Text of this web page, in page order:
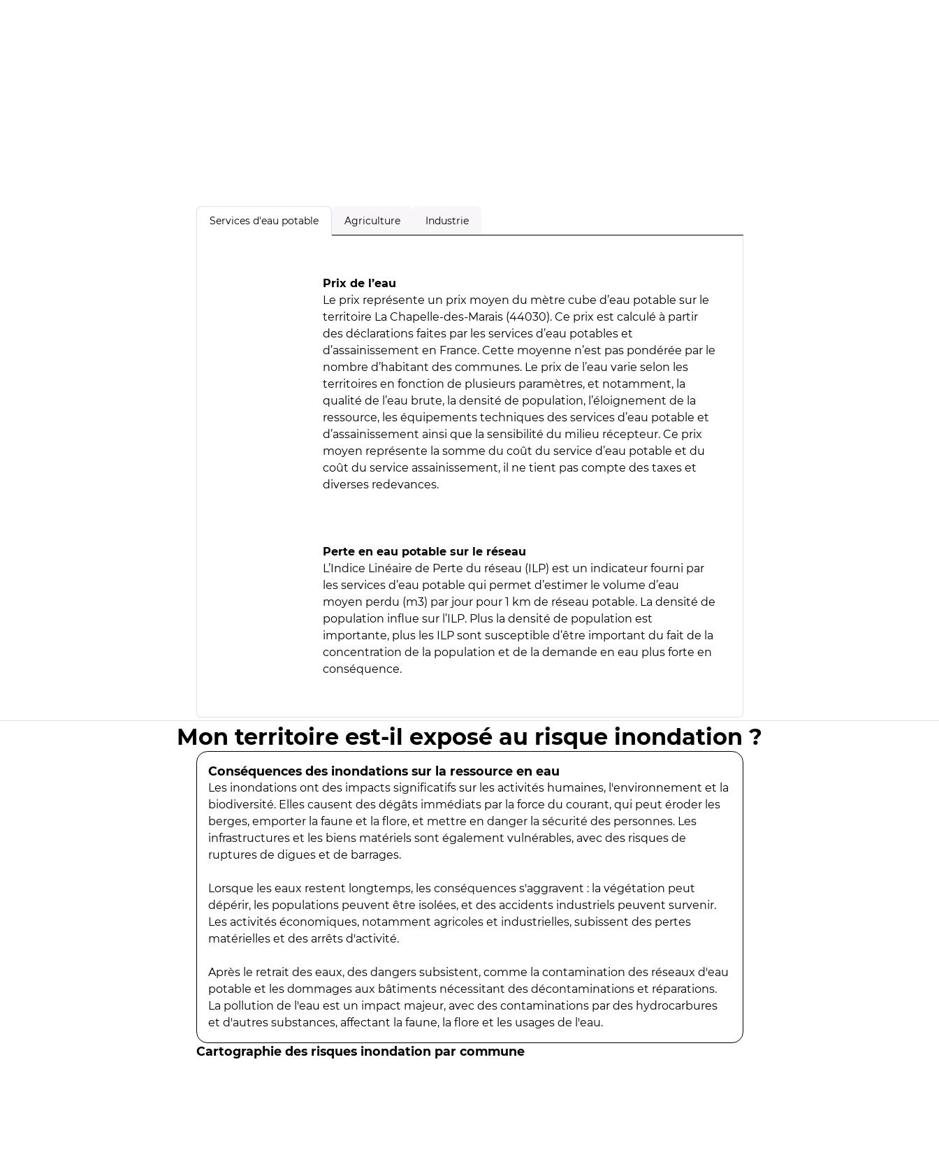
Services d'eau potable Agriculture Industrie
Prix de l’eau
Le prix représente un prix moyen du mètre cube d’eau potable sur le
territoire La Chapelle-des-Marais (44030). Ce prix est calculé à partir
des déclarations faites par les services d’eau potables et
d’assainissement en France. Cette moyenne n’est pas pondérée par le
nombre d’habitant des communes. Le prix de l’eau varie selon les
territoires en fonction de plusieurs paramètres, et notamment, la
qualité de l’eau brute, la densité de population, l’éloignement de la
ressource, les équipements techniques des services d’eau potable et
d’assainissement ainsi que la sensibilité du milieu récepteur. Ce prix
moyen représente la somme du coût du service d’eau potable et du
coût du service assainissement, il ne tient pas compte des taxes et
diverses redevances.
Perte en eau potable sur le réseau
L’Indice Linéaire de Perte du réseau (ILP) est un indicateur fourni par
les services d’eau potable qui permet d’estimer le volume d’eau
moyen perdu (m3) par jour pour 1 km de réseau potable. La densité de
population influe sur l’ILP. Plus la densité de population est
importante, plus les ILP sont susceptible d’être important du fait de la
concentration de la population et de la demande en eau plus forte en
conséquence.
Mon territoire est-il exposé au risque inondation ?
Conséquences des inondations sur la ressource en eau
Les inondations ont des impacts significatifs sur les activités humaines, l'environnement et la
biodiversité. Elles causent des dégâts immédiats par la force du courant, qui peut éroder les
berges, emporter la faune et la flore, et mettre en danger la sécurité des personnes. Les
infrastructures et les biens matériels sont également vulnérables, avec des risques de
ruptures de digues et de barrages.
Lorsque les eaux restent longtemps, les conséquences s'aggravent : la végétation peut
dépérir, les populations peuvent être isolées, et des accidents industriels peuvent survenir.
Les activités économiques, notamment agricoles et industrielles, subissent des pertes
matérielles et des arrêts d'activité.
Après le retrait des eaux, des dangers subsistent, comme la contamination des réseaux d'eau
potable et les dommages aux bâtiments nécessitant des décontaminations et réparations.
La pollution de l'eau est un impact majeur, avec des contaminations par des hydrocarbures
et d'autres substances, affectant la faune, la flore et les usages de l'eau.
Cartographie des risques inondation par commune